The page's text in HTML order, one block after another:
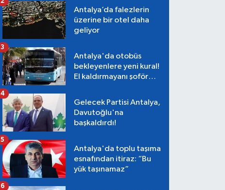
Antalya’da falezlerin
üzerine bir otel daha
geliyor
Antalya'da otobüs
bekleyenlere yeni kural!
El kaldırmayanı şoför
3
Gelecek Partisi Antalya,
Davutoğlu'na
başkaldırdı!
4
Antalya'da toplu taşıma
esnafından itiraz: “Bu
yük taşınamaz”
5
6